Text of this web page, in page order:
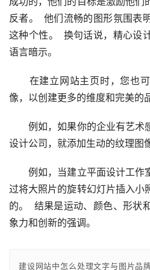
反者。  他们流畅的图形氛围表
这种个性。  换句话说，精心设
语言暗示。
在建立网站主页时，您也可
像，以创建更多的维度和完美的
例如，如果你的企业有艺术
设计公司，就添加生动的纹理图
例如，当建立平面设计工作
过将大照片的旋转幻灯片插入小
的。  结果是运动、颜色、形状
象力和创新的强调。
建设网站中怎么处理文字与图片品